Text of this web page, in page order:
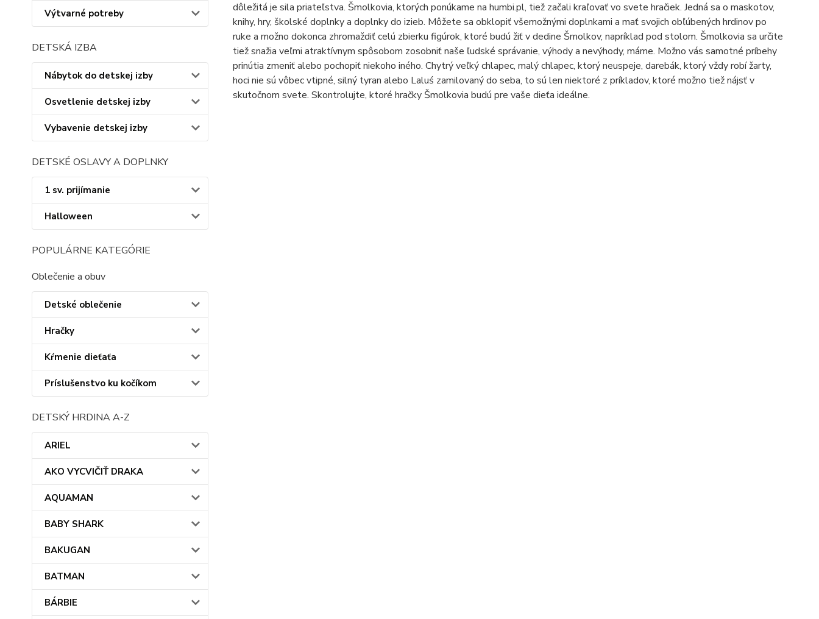
Výtvarné potreby
DETSKÁ IZBA
Nábytok do detskej izby
Osvetlenie detskej izby
Vybavenie detskej izby
DETSKÉ OSLAVY A DOPLNKY
1 sv. prijímanie
Halloween
POPULÁRNE KATEGÓRIE
Oblečenie a obuv
Detské oblečenie
Hračky
Kŕmenie dieťaťa
Príslušenstvo ku kočíkom
DETSKÝ HRDINA A-Z
ARIEL
AKO VYCVIČIŤ DRAKA
AQUAMAN
BABY SHARK
BAKUGAN
BATMAN
BÁRBIE
dôležitá je sila priateľstva. Šmolkovia, ktorých ponúkame na humbi.pl, tiež začali kraľovať vo svete hračiek. Jedná sa o maskotov,
knihy, hry, školské doplnky a doplnky do izieb. Môžete sa obklopiť všemožnými doplnkami a mať svojich obľúbených hrdinov po
ruke a možno dokonca zhromaždiť celú zbierku figúrok, ktoré budú žiť v dedine Šmolkov, napríklad pod stolom. Šmolkovia sa určite
tiež snažia veľmi atraktívnym spôsobom zosobniť naše ľudské správanie, výhody a nevýhody, máme. Možno vás samotné príbehy
prinútia zmeniť alebo pochopiť niekoho iného. Chytrý veľký chlapec, malý chlapec, ktorý neuspeje, darebák, ktorý vždy robí žarty,
hoci nie sú vôbec vtipné, silný tyran alebo Laluś zamilovaný do seba, to sú len niektoré z príkladov, ktoré možno tiež nájsť v
skutočnom svete. Skontrolujte, ktoré hračky Šmolkovia budú pre vaše dieťa ideálne.